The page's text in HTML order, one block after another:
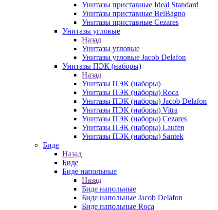
Унитазы приставные Ideal Standard
Унитазы приставные BelBagno
Унитазы приставные Cezares
Унитазы угловые
Назад
Унитазы угловые
Унитазы угловые Jacob Delafon
Унитазы ПЭК (наборы)
Назад
Унитазы ПЭК (наборы)
Унитазы ПЭК (наборы) Roca
Унитазы ПЭК (наборы) Jacob Delafon
Унитазы ПЭК (наборы) Vitra
Унитазы ПЭК (наборы) Cezares
Унитазы ПЭК (наборы) Laufen
Унитазы ПЭК (наборы) Santek
Биде
Назад
Биде
Биде напольные
Назад
Биде напольные
Биде напольные Jacob Delafon
Биде напольные Roca